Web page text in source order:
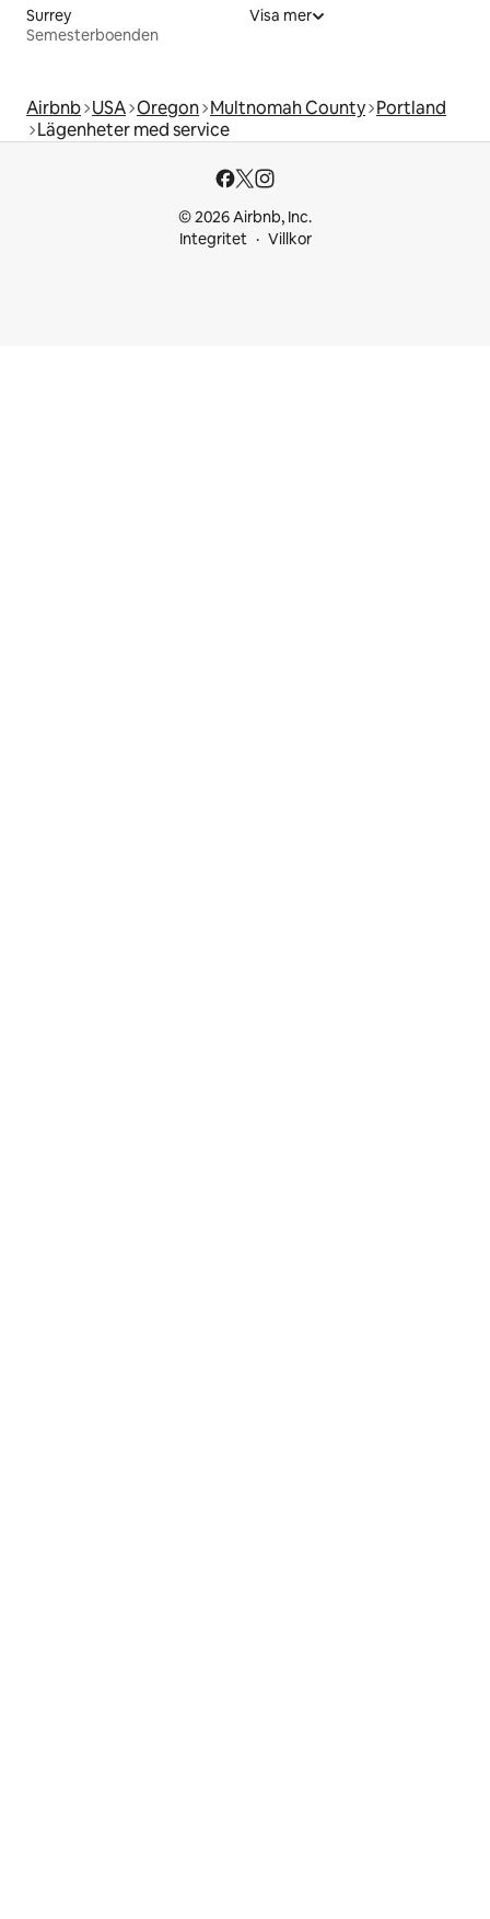
Surrey
Semesterboenden
Visa mer
Airbnb USA Oregon Multnomah County Portland
Lägenheter med service
© 2026 Airbnb, Inc.
Integritet
Villkor